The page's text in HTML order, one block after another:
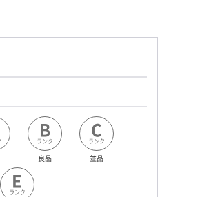
B
ランク
良品
C
ランク
並品
E
ランク